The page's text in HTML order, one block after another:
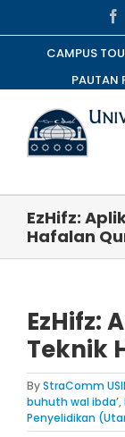
to
contentCAMPUS
PAUTAN
EzHifz:
Hafalan
EzHifz:
Teknik
ByStraComm
buhuth wal ibda’,
Penyelidikan